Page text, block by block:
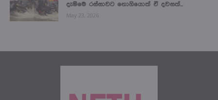
දැම්මෙ රස්සාවට නොගියොත් ඒ දවසත්...
May 23, 2026